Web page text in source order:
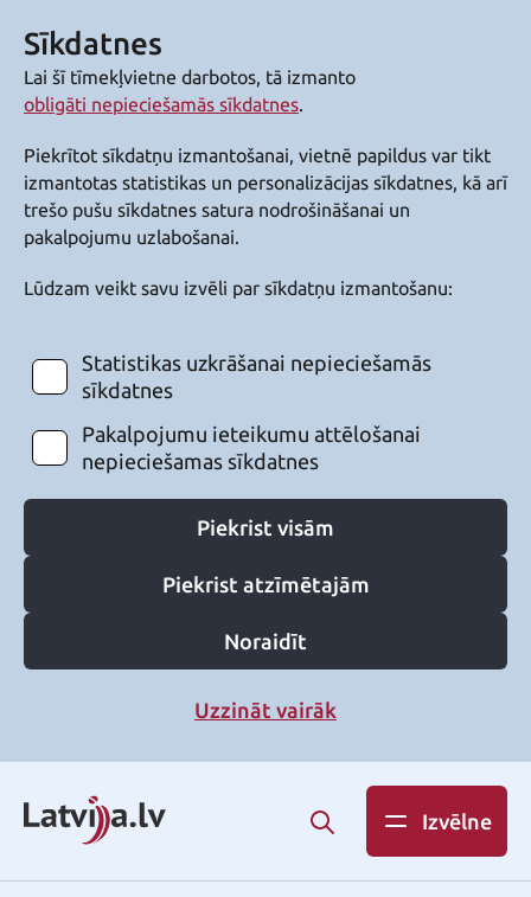
Sīkdatnes
Lai šī tīmekļvietne darbotos, tā izmanto
obligāti nepieciešamās sīkdatnes.
Piekrītot sīkdatņu izmantošanai, vietnē papildus var tikt
izmantotas statistikas un personalizācijas sīkdatnes, kā arī
trešo pušu sīkdatnes satura nodrošināšanai un
pakalpojumu uzlabošanai.
Lūdzam veikt savu izvēli par sīkdatņu izmantošanu:
Statistikas uzkrāšanai nepieciešamās
sīkdatnes
Pakalpojumu ieteikumu attēlošanai
nepieciešamas sīkdatnes
Piekrist visām
Piekrist atzīmētajām
Noraidīt
Uzzināt vairāk
Izvēlne